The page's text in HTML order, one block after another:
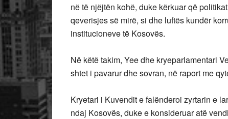
në të njëjtën kohë, duke kërkuar që
qeverisjes së mirë, si dhe luftës kundër
institucioneve të Kosovës.
Në këtë takim, Yee dhe kryeparlamentari
shtet i pavarur dhe sovran, në raport me
Kryetari i Kuvendit e falënderoi zyrtarin e
ndaj Kosovës, duke e konsideruar atë